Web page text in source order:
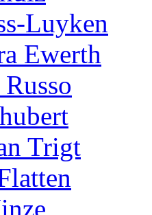
Luyken
Ewerth
Trigt